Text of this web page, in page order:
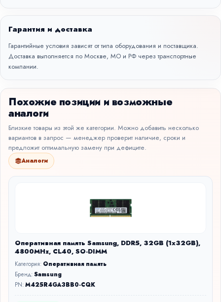
Гарантия и доставка
Гарантийные условия зависят от типа оборудования и поставщика.
Доставка выполняется по Москве, МО и РФ через транспортные
компании.
Похожие позиции и возможные
аналоги
Близкие товары из этой же категории. Можно добавить несколько
вариантов в запрос — менеджер проверит наличие, сроки и
предложит оптимальную замену при дефиците.
Аналоги
Оперативная память Samsung, DDR5, 32GB (1x32GB),
4800MHz, CL40, SO-DIMM
Категория: Оперативная память
Бренд:Samsung
PN:M425R4GA3BB0-CQK